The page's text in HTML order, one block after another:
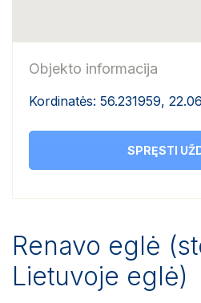
Objekto informacija
Kordinatės: 56.231959,
SPRĘSTI
Renavo eglė
Lietuvoje eglė)